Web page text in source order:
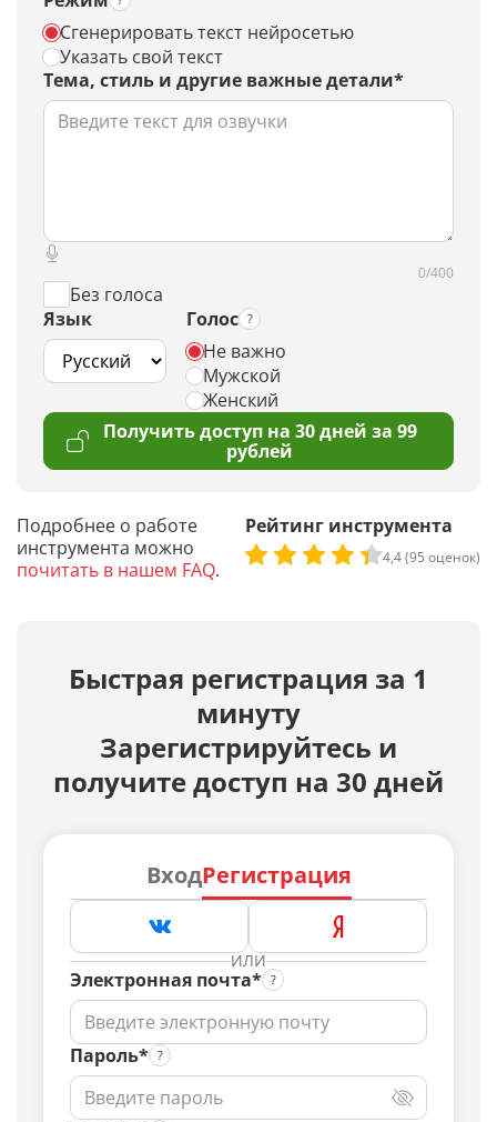
Сгенерировать текст нейросетью
Указать свой текст
Тема, стиль и другие важные детали*
0/400
Без голоса
Язык
Голос
Не важно
Мужской
Женский
Получить доступ на 30 дней за 99
рублей
Подробнее о работе
инструмента можно
почитать в нашем FAQ.
Рейтинг инструмента
4,4 (95 оценок)
Быстрая регистрация за 1
минуту
Зарегистрируйтесь и
получите доступ на 30 дней
ВходРегистрация
ИЛИ
Электронная почта*
Пароль*